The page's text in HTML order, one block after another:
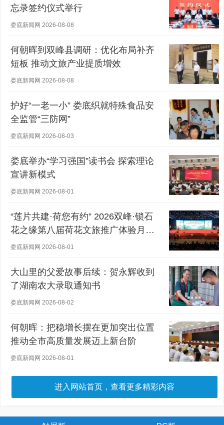
忘录签约仪式举行
娄底新闻网 2026-08-08
何朝晖到双峰县调研：优化布局补齐
短板 推动文旅产业提质增效
娄底新闻网 2026-08-08
护好“一老一小” 娄底织就特殊食品安
全监管“三防网”
娄底新闻网 2026-08-03
娄底举办“学习强国”读书会 探索理论
宣讲新模式
娄底新闻网 2026-08-01
“莲片共建·荷您有约” 2026双峰·锁石
花之缘第八届荷花文旅推广体验月盛
大开幕
娄底新闻网 2026-08-01
大山里的父爱故事后续：贺永辉收到
了湖南农大录取通知书
娄底新闻网 2026-08-02
何朝晖：把稳增长摆在更加突出位置
推动全市高质量发展迈上新台阶
娄底新闻网 2026-08-01
进入网站首页，查看更多精彩内容